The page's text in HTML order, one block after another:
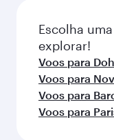
Escolha
explorar!
Voos para
Voos para
Voos para
Voos para